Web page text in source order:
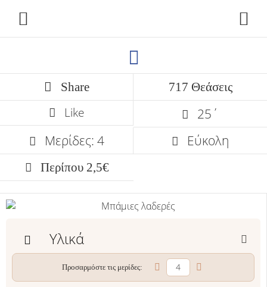
Share 717 Θεάσεις
Like
25΄
Μερίδες: 4
Εύκολη
Περίπου 2,5€
Υλικά
Προσαρμόστε τις μερίδες: